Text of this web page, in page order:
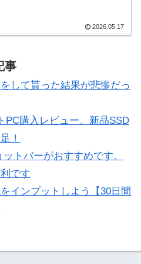
2026.05.17
事
して貰った結果が悲惨だっ
PC購入レビュー。新品SSD
！
トバーがおすすめです。
です
インプットしよう【30日間